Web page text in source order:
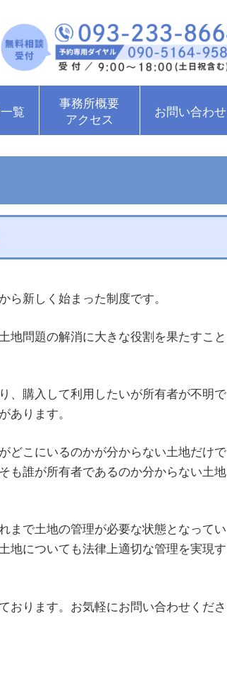
覧
事務所概要
アクセス
お問い合わせ
新しく始まった制度です。
地問題の解消に大きな役割を果たすこと
、購入して利用したいが所有者が不明で
あります。
どこにいるのかが分からない土地だけで
も誰が所有者であるのか分からない土地
まで土地の管理が必要な状態となってい
地についても法律上適切な管理を実現す
おります。お気軽にお問い合わせくださ